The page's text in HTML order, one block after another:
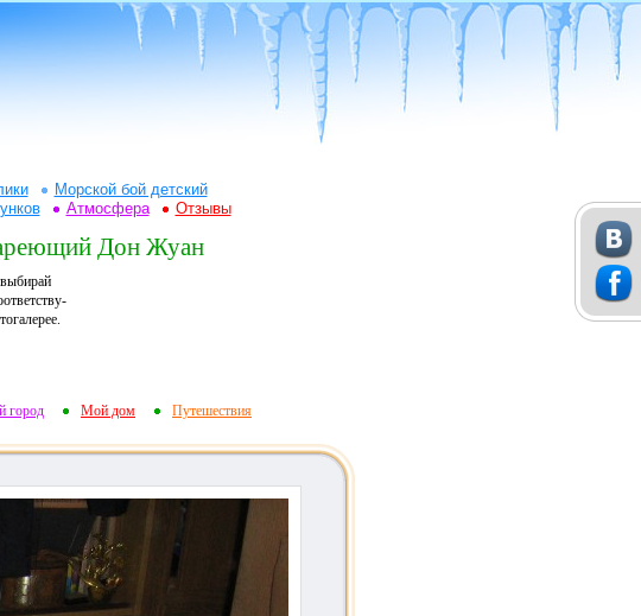
Морской бой детский
Атмосфера Отзывы
Дон Жуан
город Мой дом Путешествия